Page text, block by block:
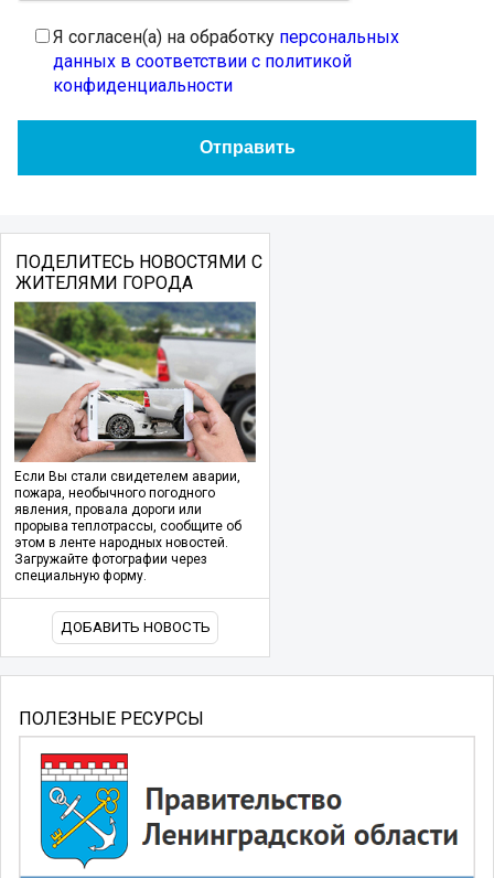
Я согласен(а) на обработку персональных
данных в соответствии с политикой
конфиденциальности
ПОДЕЛИТЕСЬ НОВОСТЯМИ С
ЖИТЕЛЯМИ ГОРОДА
Если Вы стали свидетелем аварии,
пожара, необычного погодного
явления, провала дороги или
прорыва теплотрассы, сообщите об
этом в ленте народных новостей.
Загружайте фотографии через
специальную форму.
ДОБАВИТЬ НОВОСТЬ
ПОЛЕЗНЫЕ РЕСУРСЫ